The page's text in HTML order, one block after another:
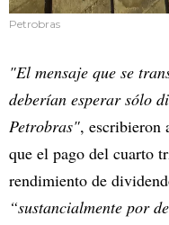
Petrobras
"El mensaje que se
deberían esperar sólo
Petrobras", escribieron
que el pago del cuarto
rendimiento de
“sustancialmente por